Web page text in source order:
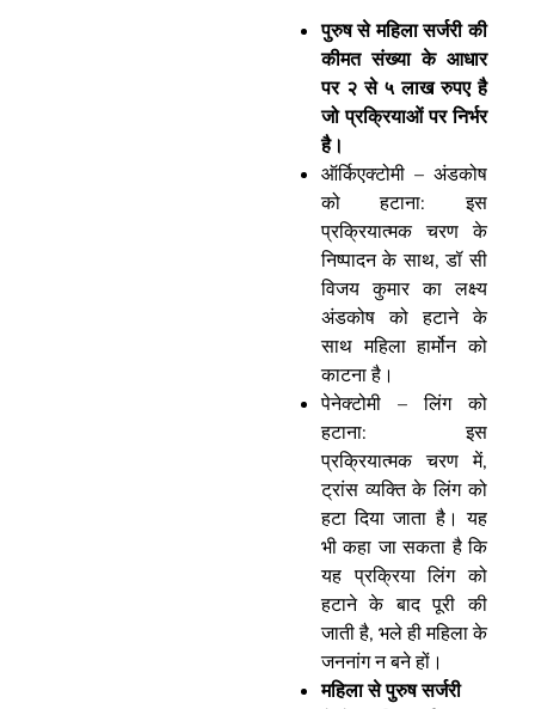
पुरुष से महिला सर्जरी की
कीमत संख्या के आधार
पर २ से ५ लाख रुपए है
जो प्रक्रियाओं पर निर्भर
है।
ऑर्किएक्टोमी – अंडकोष
को हटाना: इस
प्रक्रियात्मक चरण के
निष्पादन के साथ, डॉ सी
विजय कुमार का लक्ष्य
अंडकोष को हटाने के
साथ महिला हार्मोन को
काटना है।
पेनेक्टोमी – लिंग को
हटाना: इस
प्रक्रियात्मक चरण में,
ट्रांस व्यक्ति के लिंग को
हटा दिया जाता है। यह
भी कहा जा सकता है कि
यह प्रक्रिया लिंग को
हटाने के बाद पूरी की
जाती है, भले ही महिला के
जननांग न बने हों।
महिला से पुरुष सर्जरी